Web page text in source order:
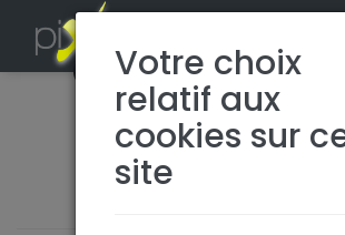
CS
Société de courtage
Votre choix
relatif aux
cookies sur
site